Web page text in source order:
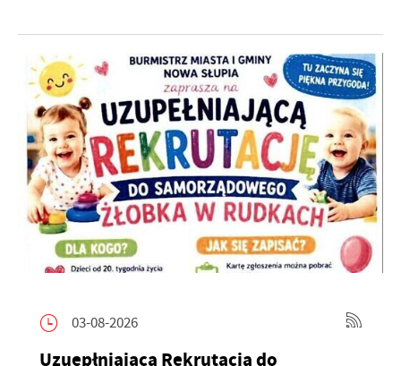
03-08-2026
Uzuepłniająca Rekrutacja do